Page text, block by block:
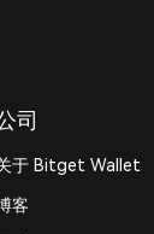
司
于 Bitget Wallet
客